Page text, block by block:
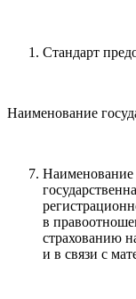
Стандарт
Наименование
Наименование
в
страхованию
и в связи с